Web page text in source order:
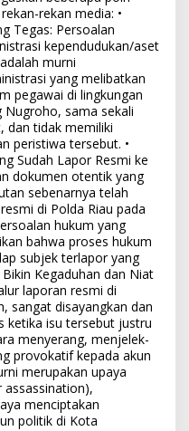
rekan media: •
Tegas: Persoalan
kependudukan/aset
murni
yang melibatkan
pegawai di lingkungan
Nugroho, sama sekali
dan tidak memiliki
peristiwa tersebut. •
Sudah Lapor Resmi ke
dokumen otentik yang
sebenarnya telah
di Polda Riau pada
hukum yang
bahwa proses hukum
subjek terlapor yang
Kegaduhan dan Niat
laporan resmi di
sangat disayangkan dan
ketika isu tersebut justru
menyerang, menjelek-
provokatif kepada akun
merupakan upaya
assassination),
menciptakan
politik di Kota